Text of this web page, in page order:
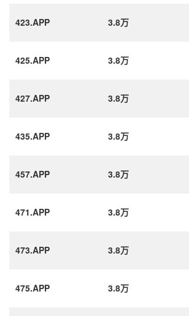
423.APP 3.8万
425.APP 3.8万
427.APP 3.8万
435.APP 3.8万
457.APP 3.8万
471.APP 3.8万
473.APP 3.8万
475.APP 3.8万